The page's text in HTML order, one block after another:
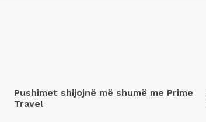
Pushimet shijojnë më shumë me Prime
Travel